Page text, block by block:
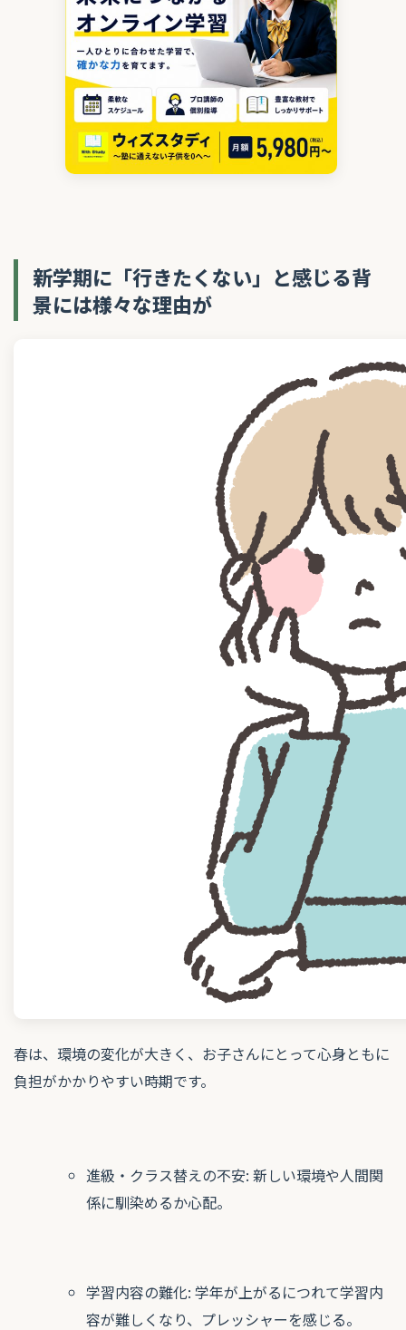
新学期に「行きたくない」と感じる背
景には様々な理由が
春は、環境の変化が大きく、お子さんにとって心身ともに
負担がかかりやすい時期です。
進級・クラス替えの不安: 新しい環境や人間関
係に馴染めるか心配。
学習内容の難化: 学年が上がるにつれて学習内
容が難しくなり、プレッシャーを感じる。